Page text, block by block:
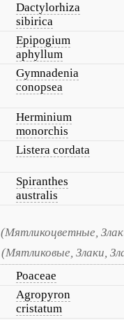
Dactylorhiza
sibirica
Epipogium
aphyllum
Gymnadenia
conopsea
Herminium
monorchis
Listera cordata
Spiranthes
australis
(Мятликоцветные,
(Мятликовые, Злаки,
Poaceae
Agropyron
cristatum